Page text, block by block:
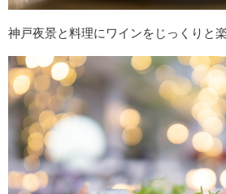
神戸夜景と料理にワインをじっくりと